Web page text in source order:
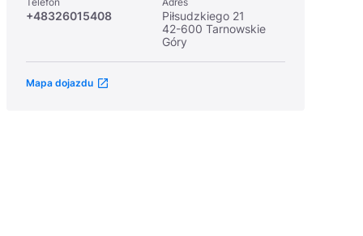
Turystyczne
+48326015408
Piłsudzkiego 21
42-600 Tarnowskie
Góry
Mapa dojazdu